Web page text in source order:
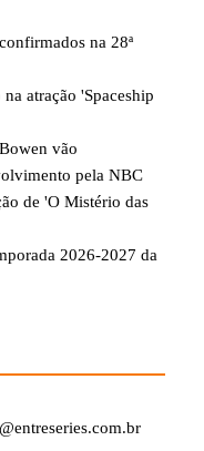
na 28ª
atração 'Spaceship
vão
pela NBC
de 'O Mistério das
2026-2027 da